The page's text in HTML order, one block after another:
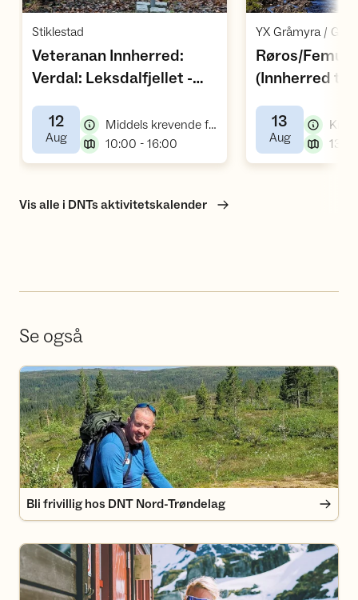
Åpne aktivitet
Stiklestad
Veteranan Innherred:
Verdal: Leksdalfjellet -
Dalemsvollen
12
Aug,
Middels krevende fellestur, fottur
,
10:00 - 16:00
Røros/
(Innherred
13
Aug,
Vis alle i DNTs aktivitetskalender
Se også
Bli frivillig hos DNT Nord-Trøndelag
Bli frivillig hos DNT Nord-Trøndelag
Bli medlem